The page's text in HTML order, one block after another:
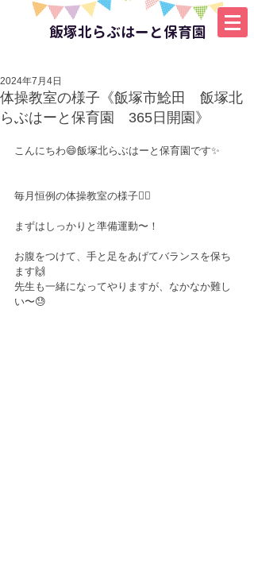
飯塚北らぶはーと保育園
体操教室の様子《飯塚市鯰田 飯塚北
らぶはーと保育園 365日開園》
2024年7月4日
こんにちわ😄飯塚北らぶはーと保育園です✨
毎月恒例の体操教室の様子🤸‍♂️
まずはしっかりと準備運動〜！
お腹をつけて、手と足をあげてバランスを保ち
ます🙌
先生も一緒になってやりますが、なかなか難し
い〜😓